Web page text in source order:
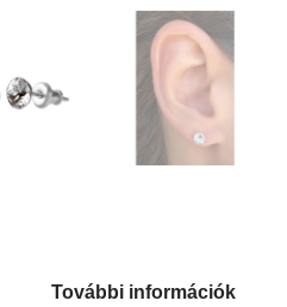
További információk